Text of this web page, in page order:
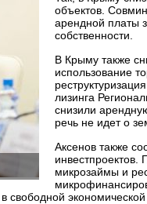
объектов.
арендной платы
собственности.
В Крыму также
использование
лизинга
снизили
речь не идет о
Аксенов также
инвестпроектов.
микрозаймы и
свободной